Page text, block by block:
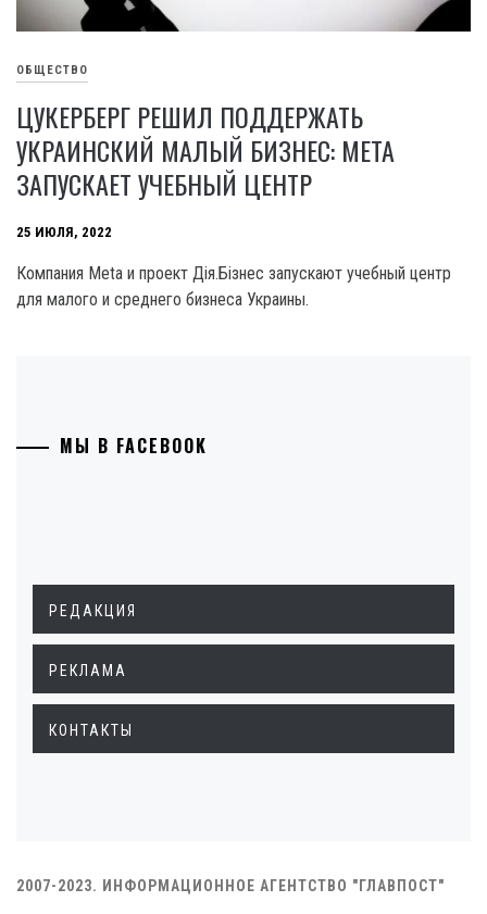
ОБЩЕСТВО
ЦУКЕРБЕРГ РЕШИЛ ПОДДЕРЖАТЬ
УКРАИНСКИЙ МАЛЫЙ БИЗНЕС: META
ЗАПУСКАЕТ УЧЕБНЫЙ ЦЕНТР
25 ИЮЛЯ, 2022
Компания Meta и проект Дія.Бізнес запускают учебный центр
для малого и среднего бизнеса Украины.
МЫ В FACEBOOK
РЕДАКЦИЯ
РЕКЛАМА
КОНТАКТЫ
2007-2023. ИНФОРМАЦИОННОЕ АГЕНТСТВО "ГЛАВПОСТ"